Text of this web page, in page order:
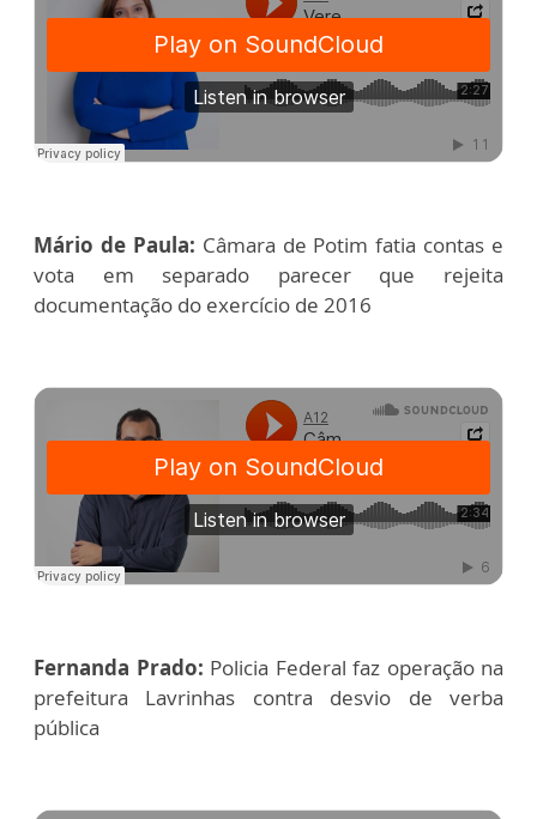
Mário de Paula: Câmara de Potim fatia contas e
vota em separado parecer que rejeita
documentação do exercício de 2016
Fernanda Prado: Policia Federal faz operação na
prefeitura Lavrinhas contra desvio de verba
pública